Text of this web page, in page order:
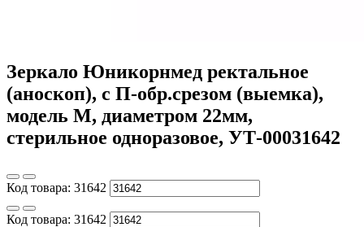
Зеркало Юникорнмед ректальное
(аноскоп), с П-обр.срезом (выемка),
модель M, диаметром 22мм,
стерильное одноразовое, УТ-00031642
Код товара: 31642
Код товара: 31642